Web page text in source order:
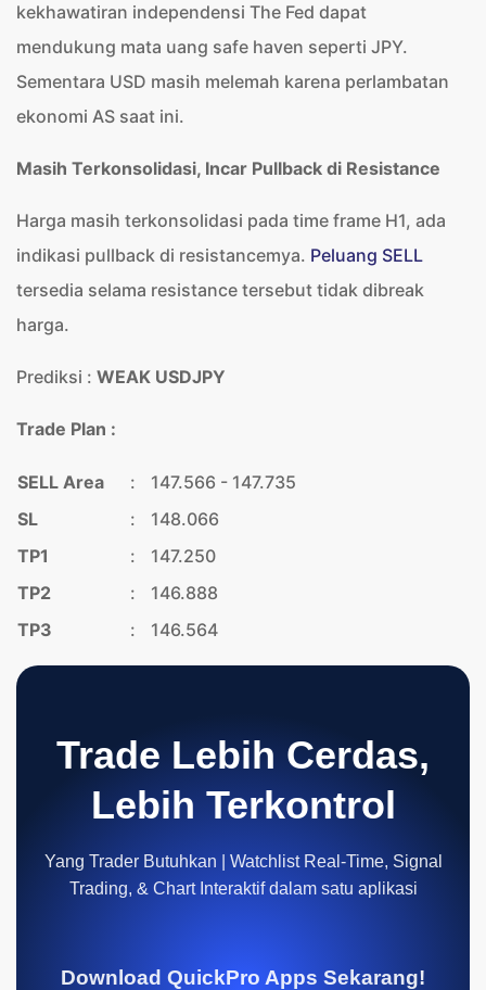
kekhawatiran independensi The Fed dapat
mendukung mata uang safe haven seperti JPY.
Sementara USD masih melemah karena perlambatan
ekonomi AS saat ini.
Masih Terkonsolidasi, Incar Pullback di Resistance
Harga masih terkonsolidasi pada time frame H1, ada
indikasi pullback di resistancemya. Peluang SELL
tersedia selama resistance tersebut tidak dibreak
harga.
Prediksi : WEAK USDJPY
Trade Plan :
SELL Area :
147.566 - 147.735
SL
:
148.066
TP1
:
147.250
TP2
:
146.888
TP3
: 146.564
Trade Lebih Cerdas,
Lebih Terkontrol
Yang Trader Butuhkan | Watchlist Real-Time, Signal
Trading, & Chart Interaktif dalam satu aplikasi
Download QuickPro Apps Sekarang!